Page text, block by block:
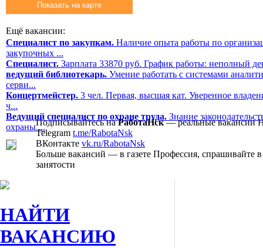
Показать на карте
Ещё вакансии:
Специалист по закупкам. Наличие опыта работы по
закупочных ...
Специалист. Зарплата 33870 руб. График работы: неполный
ведущий библиотекарь. Умение работать с системами
серви...
Концертмейстер. 3 чел. Первая, высшая кат. Уверенное
ч...
Ведущий специалист по охране труда. Знание
охраны ...Подписывайтесь наРаботаНск— реальные вакансии
Telegram t.me/RabotaNsk
ВКонтакте vk.ru/RabotaNsk
Больше вакансий — в газете Профессия, спрашивайте
занятости
НАЙТИ
ВАКАНСИЮ